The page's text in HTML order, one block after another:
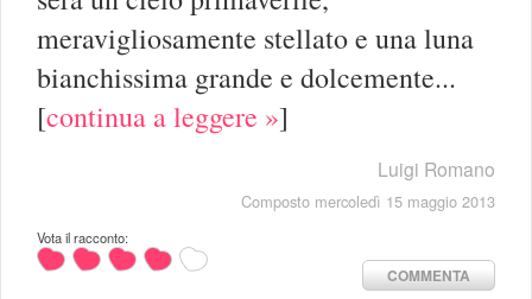
meravigliosamente stellato e una luna
bianchissima grande e dolcemente...
[continua a leggere »]
Luigi Romano
Composto mercoledì 15 maggio 2013
Vota il racconto:
COMMENTA